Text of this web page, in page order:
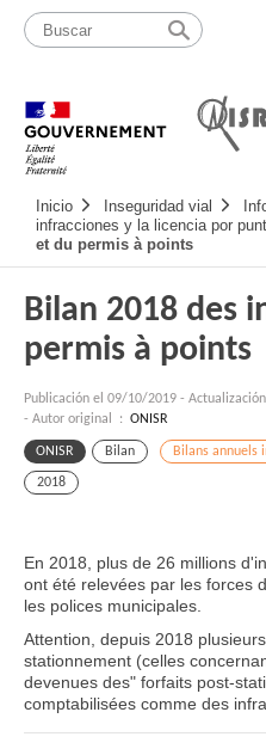
Pasar
contenido
Mapa
web
Navigation
principale
Inicio Inseguridad vial
infracciones y la licencia por
et du permis à points
Bilan 2018 des
permis à points
Publicación el 09/10/2019 -
- Autor original : ONISR
ONISR Bilan Bilans annuels
2018
En 2018, plus de 26 millions
ont été relevées par les forces
les polices municipales.
Attention, depuis 2018
stationnement (celles
devenues des" forfaits post-
comptabilisées comme des